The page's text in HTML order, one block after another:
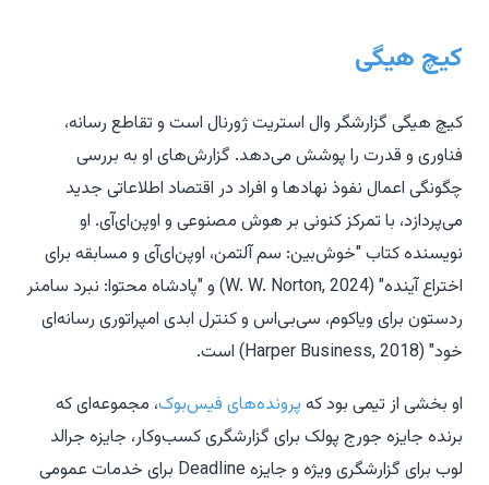
کیچ هیگی
کیچ هیگی گزارشگر وال استریت ژورنال است و تقاطع رسانه،
فناوری و قدرت را پوشش می‌دهد. گزارش‌های او به بررسی
چگونگی اعمال نفوذ نهادها و افراد در اقتصاد اطلاعاتی جدید
می‌پردازد، با تمرکز کنونی بر هوش مصنوعی و اوپن‌ای‌آی. او
نویسنده کتاب "خوش‌بین: سم آلتمن، اوپن‌ای‌آی و مسابقه برای
اختراع آینده" (W. W. Norton, 2024) و "پادشاه محتوا: نبرد سامنر
ردستون برای ویاکوم، سی‌بی‌اس و کنترل ابدی امپراتوری رسانه‌ای
خود" (Harper Business, 2018) است.
او بخشی از تیمی بود که پرونده‌های فیس‌بوک، مجموعه‌ای که
برنده جایزه جورج پولک برای گزارشگری کسب‌وکار، جایزه جرالد
لوب برای گزارشگری ویژه و جایزه Deadline برای خدمات عمومی